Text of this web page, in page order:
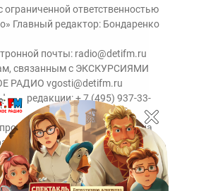
ограниченной ответственностью
Главный редактор: Бондаренко
почты: radio@detifm.ru
связанным с ЭКСКУРСИЯМИ
РАДИО vgosti@detifm.ru
редакции:+ 7 (495) 937-33-
размещения рекламы на
- сейлз-хаус «ГПМ
(495) 921-40-41
media.ru